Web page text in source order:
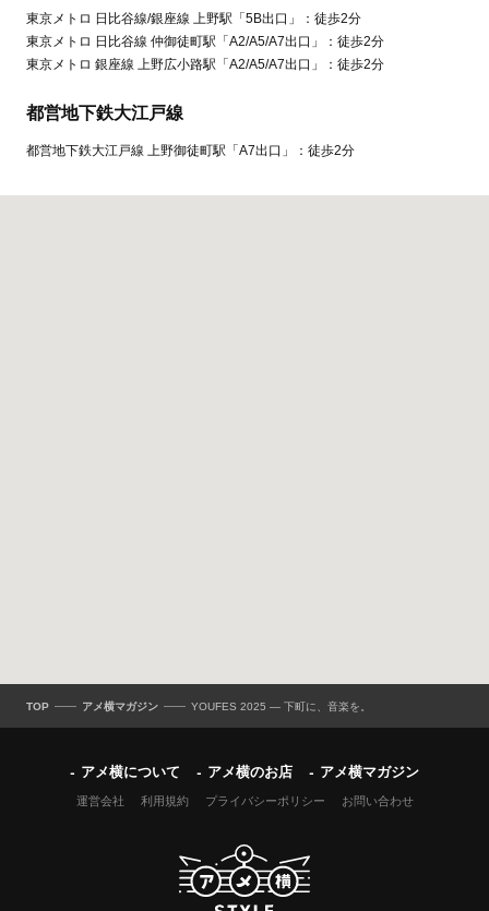
東京メトロ 日比谷線/銀座線 上野駅「5B出口」：徒歩2分
東京メトロ 日比谷線 仲御徒町駅「A2/A5/A7出口」：徒歩2分
東京メトロ 銀座線 上野広小路駅「A2/A5/A7出口」：徒歩2分
都営地下鉄大江戸線
都営地下鉄大江戸線 上野御徒町駅「A7出口」：徒歩2分
TOP アメ横マガジン YOUFES 2025 ― 下町に、音楽を。
アメ横について アメ横のお店 アメ横マガジン
運営会社 利用規約 プライバシーポリシー お問い合わせ